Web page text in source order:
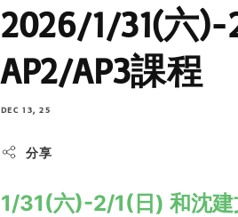
2026/1/31(六)-
AP2/AP3課程
DEC 13, 25
分享
1/31(六)-2/1(日) 和沈建